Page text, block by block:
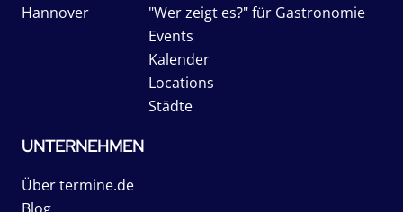
Hannover
"Wer zeigt es?" für Gastronomie
Events
Kalender
Locations
Städte
UNTERNEHMEN
Über termine.de
Blog